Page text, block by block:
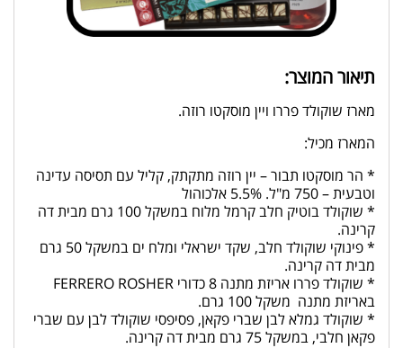
תיאור המוצר:
מארז שוקולד פררו ויין מוסקטו רוזה.
המארז מכיל:
* הר מוסקטו תבור – יין רוזה מתקתק, קליל עם תסיסה עדינה
וטבעית – 750 מ"ל. 5.5% אלכוהול
* שוקולד בוטיק חלב קרמל מלוח במשקל 100 גרם מבית דה
קרינה.
* פינוקי שוקולד חלב, שקד ישראלי ומלח ים במשקל 50 גרם
מבית דה קרינה.
* שוקולד פררו אריזת מתנה 8 כדורי FERRERO ROSHER
באריזת מתנה משקל 100 גרם.
* שוקולד גמלא לבן שברי פקאן, פסיפסי שוקולד לבן עם שברי
פקאן חלבי, במשקל 75 גרם מבית דה קרינה.